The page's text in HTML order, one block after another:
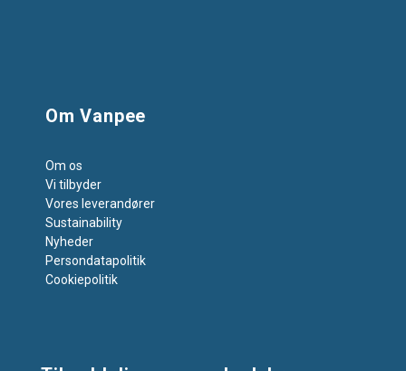
Om Vanpee
Om os
Vi tilbyder
Vores leverandører
Sustainability
Nyheder
Persondatapolitik
Cookiepolitik